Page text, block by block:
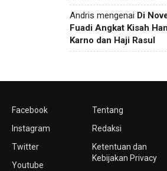
Andris mengenai Di
Fuadi Angkat Kisah
Karno dan Haji Rasul
Facebook
Instagram
Twitter
Youtube
Tentang
Redaksi
Ketentuan dan
Kebijakan Privacy